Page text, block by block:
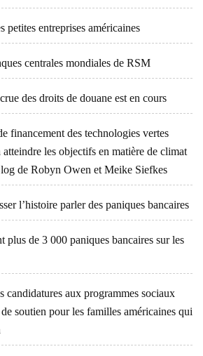
petites entreprises américaines
centrales mondiales de RSM
des droits de douane est en cours
financement des technologies vertes
les objectifs en matière de climat
de Robyn Owen et Meike Siefkes
l’histoire parler des paniques bancaires
plus de 3 000 paniques bancaires sur les
candidatures aux programmes sociaux
soutien pour les familles américaines qui